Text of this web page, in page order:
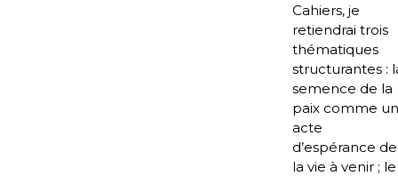
Cahiers, je
retiendrai trois
thématiques
structurantes :
semence de la
paix comme un
acte
d’espérance de
la vie à venir ; le